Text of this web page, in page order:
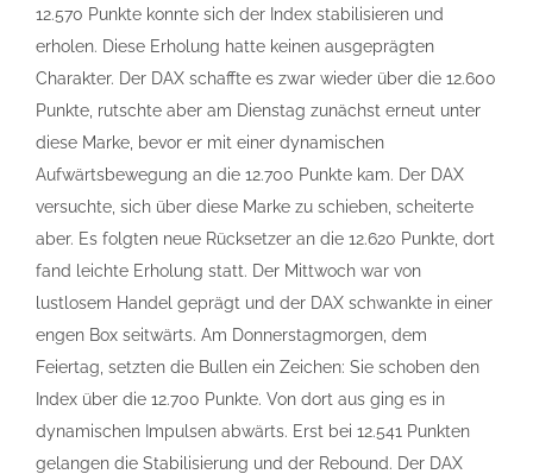
12.570 Punkte konnte sich der Index stabilisieren und
erholen. Diese Erholung hatte keinen ausgeprägten
Charakter. Der DAX schaffte es zwar wieder über die 12.600
Punkte, rutschte aber am Dienstag zunächst erneut unter
diese Marke, bevor er mit einer dynamischen
Aufwärtsbewegung an die 12.700 Punkte kam. Der DAX
versuchte, sich über diese Marke zu schieben, scheiterte
aber. Es folgten neue Rücksetzer an die 12.620 Punkte, dort
fand leichte Erholung statt. Der Mittwoch war von
lustlosem Handel geprägt und der DAX schwankte in einer
engen Box seitwärts. Am Donnerstagmorgen, dem
Feiertag, setzten die Bullen ein Zeichen: Sie schoben den
Index über die 12.700 Punkte. Von dort aus ging es in
dynamischen Impulsen abwärts. Erst bei 12.541 Punkten
gelangen die Stabilisierung und der Rebound. Der DAX